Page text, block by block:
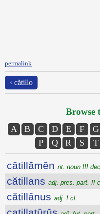
permalink
‹ cătillo
Browse
A B C D E F G
P
Q R S T
cătillāmĕn nt. noun III
cătillans adj. pres. part. II
cătillānus adj. I cl.